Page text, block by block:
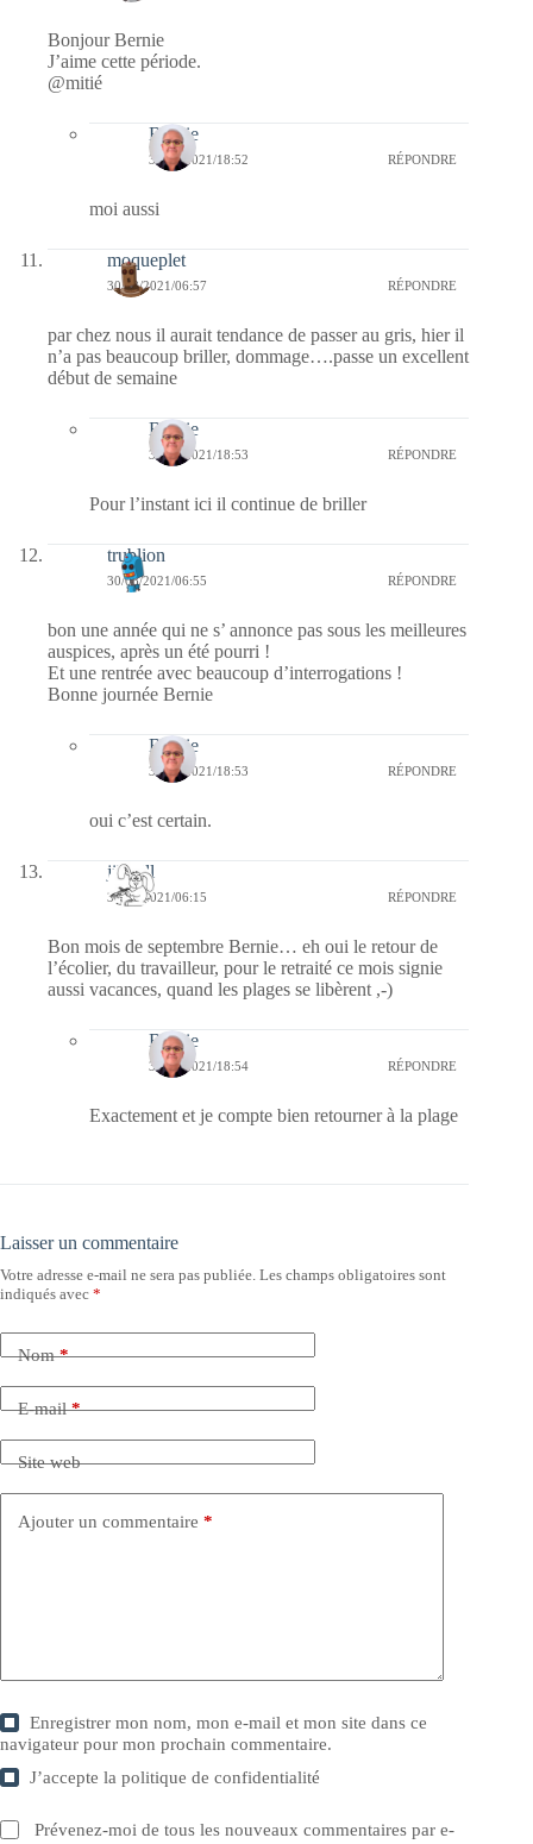
Bonjour Bernie
J’aime cette période.
@mitié
Bernie
30/08/2021/18:52 RÉPONDRE
moi aussi
moqueplet
30/08/2021/06:57 RÉPONDRE
par chez nous il aurait tendance de passer au gris, hier il
n’a pas beaucoup briller, dommage….passe un excellent
début de semaine
Bernie
30/08/2021/18:53 RÉPONDRE
Pour l’instant ici il continue de briller
trublion
30/08/2021/06:55 RÉPONDRE
bon une année qui ne s’ annonce pas sous les meilleures
auspices, après un été pourri !
Et une rentrée avec beaucoup d’interrogations !
Bonne journée Bernie
Bernie
30/08/2021/18:53 RÉPONDRE
oui c’est certain.
jill bill
30/08/2021/06:15 RÉPONDRE
Bon mois de septembre Bernie… eh oui le retour de
l’écolier, du travailleur, pour le retraité ce mois signie
aussi vacances, quand les plages se libèrent ,-)
Bernie
30/08/2021/18:54 RÉPONDRE
Exactement et je compte bien retourner à la plage
Laisser un commentaire
Votre adresse e-mail ne sera pas publiée. Les champs obligatoires sont
indiqués avec *
Nom*
E-mail*
Site web
Ajouter un commentaire *
Enregistrer mon nom, mon e-mail et mon site dans ce
navigateur pour mon prochain commentaire.
J’accepte lapolitique de confidentialité
Prévenez-moi de tous les nouveaux commentaires par e-